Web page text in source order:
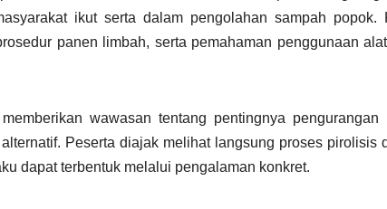
ikut serta dalam pengolahan sampah popok.
panen limbah, serta pemahaman penggunaan
wawasan tentang pentingnya pengurangan
Peserta diajak melihat langsung proses pirolisis
dapat terbentuk melalui pengalaman konkret.